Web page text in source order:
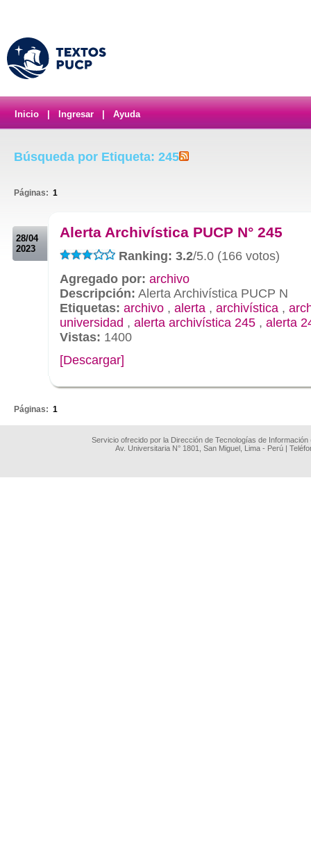
Inicio Ingresar Ayuda
Búsqueda por Etiqueta: 245
Páginas: 1
28/04
2023
Alerta Archivística PUCP N° 245
Ranking: 3.2/5.0 (166 votos)
Agregado por: archivo
Descripción: Alerta Archivística PUCP N
Etiquetas: archivo , alerta , archivística ,
universidad , alerta archivística 245 , alerta
Vistas: 1400
[Descargar]
Páginas: 1
Servicio ofrecido por la Dirección de Tecnologías de
Av. Universitaria N° 1801, San Miguel, Lima - Perú |